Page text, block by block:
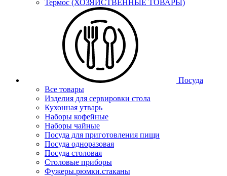
Термос (ХОЗЯЙСТВЕННЫЕ ТОВАРЫ)
Посуда
Все товары
Изделия для сервировки стола
Кухонная утварь
Наборы кофейные
Наборы чайные
Посуда для приготовления пищи
Посуда одноразовая
Посуда столовая
Столовые приборы
Фужеры.рюмки.стаканы